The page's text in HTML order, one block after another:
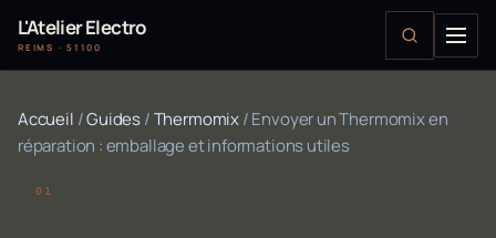
L'Atelier Electro
REIMS · 51100
Accueil /Guides/Thermomix/Envoyer un Thermomix en
réparation : emballage et informations utiles